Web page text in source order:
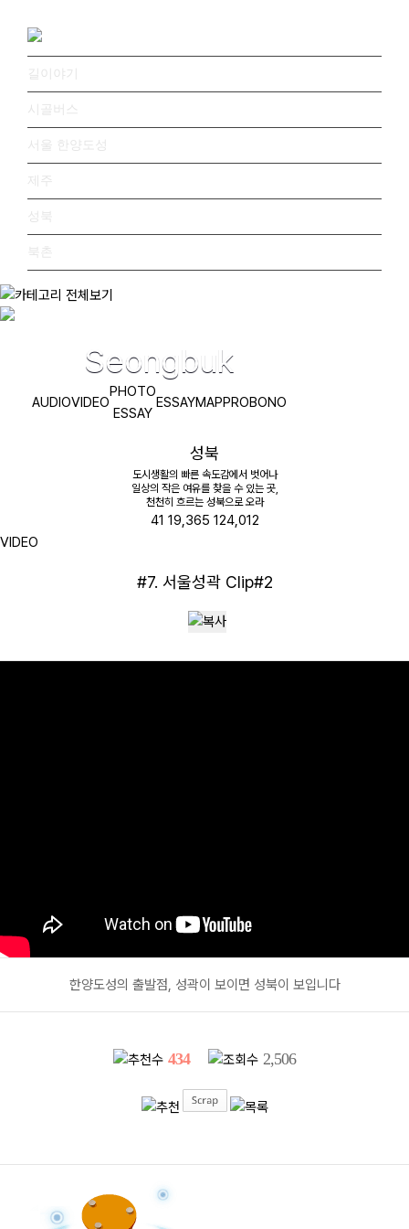
길이야기
시골버스
서울 한양도성
제주
성북
북촌
Seongbuk
AUDIOVIDEO
PHOTO
ESSAY
ESSAYMAPPROBONO
성북
도시생활의 빠른 속도감에서 벗어나
일상의 작은 여유를 찾을 수 있는 곳,
천천히 흐르는 성북으로 오라
41 19,365 124,012
VIDEO
#7. 서울성곽 Clip#2
한양도성의 출발점, 성곽이 보이면 성북이 보입니다
434 2,506